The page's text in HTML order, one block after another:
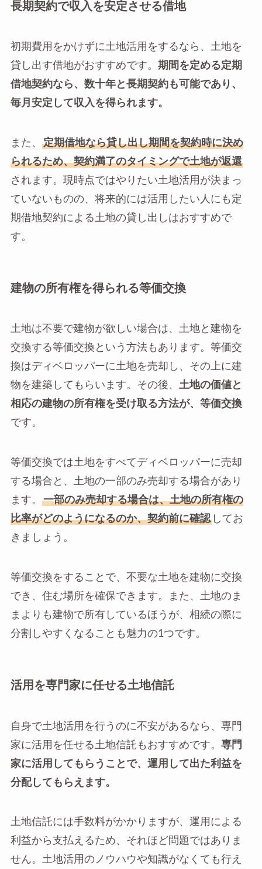
長期契約で収入を安定させる借地
初期費用をかけずに土地活用をするなら、土地を
貸し出す借地がおすすめです。 期間を定める定期
借地契約なら、数十年と長期契約も可能であり、
毎月安定して収入を得られます。
また、
定期借地なら貸し出し期間を契約時に決め
られるため、契約満了のタイミングで土地が返還
されます。現時点ではやりたい土地活用が決まっ
ていないものの、将来的には活用したい人にも定
期借地契約による土地の貸し出しはおすすめで
す。
建物の所有権を得られる等価交換
土地は不要で建物が欲しい場合は、土地と建物を
交換する等価交換という方法もあります。等価交
換はディベロッパーに土地を売却し、その上に建
物を建築してもらいます。その後、
土地の価値と
相応の建物の所有権を受け取る方法が、等価交換
です。
等価交換では土地をすべてディベロッパーに売却
する場合と、土地の一部のみ売却する場合があり
ます。
一部のみ売却する場合は、土地の所有権の
比率がどのようになるのか、契約前に確認してお
きましょう。
等価交換をすることで、不要な土地を建物に交換
でき、住む場所を確保できます。また、土地のま
まよりも建物で所有しているほうが、相続の際に
分割しやすくなることも魅力の1つです。
活用を専門家に任せる土地信託
自身で土地活用を行うのに不安があるなら、専門
家に活用を任せる土地信託もおすすめです。 専門
家に活用してもらうことで、運用して出た利益を
分配してもらえます。
土地信託には手数料がかかりますが、運用による
利益から支払えるため、それほど問題ではありま
せん。土地活用のノウハウや知識がなくても行え